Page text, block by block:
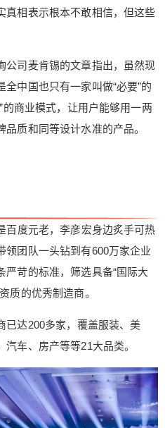
真相表示根本不敢相信，但这些
公司麦肯锡的文章指出，虽然现
中国也只有一家叫做“必要”的
的商业模式，让用户能够用一两
质和同等设计水准的产品。
百度元老，李彦宏身边炙手可热
领团队一头钻到有600万家企业
严苛的标准，筛选具备“国际大
质的优秀制造商。
已达200多家，覆盖服装、美
车、房产等等21大品类。
手可热的人物。从五年
钻到有600万家企业的中
厂价格售卖”资质的优秀制
的顶级制造商已达200多
、食品、家居、箱包、
试图重新定义全球零售
胜带着团队来到广东，
却都吃了闭门羹，还不
出来。 他推销的一种电
广东大病了一场，高烧4
，同样是那些制造商，
队。这次，轮到了这里
他那“天方夜谭”的梦想
法，让他拼尽全力也要
航 创立必要之前，毕胜
网，后因模式传统迅速
己和乐淘作为样本分析
想象空间的万亿级市
一个叫必要的APP平台，
在太平洋上掀起风暴的